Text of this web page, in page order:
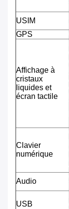
USIM
GPS
Affichage à
cristaux
liquides et
écran tactile
Clavier
numérique
Audio
USB